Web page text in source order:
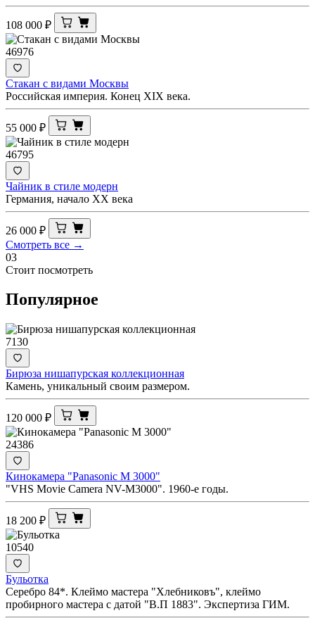
108 000 ₽
46976
Стакан с видами Москвы
Российская империя. Конец XIX века.
55 000 ₽
46795
Чайник в стиле модерн
Германия, начало XX века
26 000 ₽
Смотреть все →
03
Стоит посмотреть
Популярное
7130
Бирюза нишапурская коллекционная
Камень, уникальный своим размером.
120 000 ₽
24386
Кинокамера "Panasonic M 3000"
"VHS Movie Camera NV-M3000". 1960-е годы.
18 200 ₽
10540
Бульотка
Серебро 84*. Клеймо мастера "Хлебниковъ", клеймо
пробирного мастера с датой "В.П 1883". Экспертиза ГИМ.